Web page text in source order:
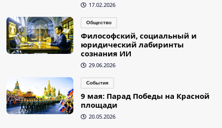
17.02.2026
Общество
Философский, социальный и
юридический лабиринты
сознания ИИ
29.06.2026
События
9 мая: Парад Победы на Красной
площади
20.05.2026